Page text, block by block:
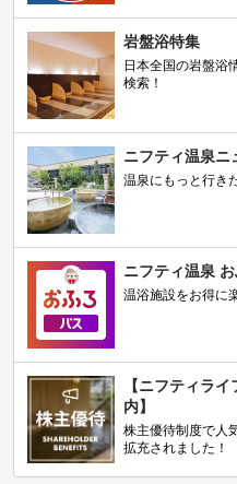
岩盤浴特集
日本全国の岩盤浴
検索！
ニフティ温泉ニ
温泉にもっと行き
ニフティ温泉
温浴施設をお得に
【ニフティラ
内】
株主優待制度で人
拡充されました！